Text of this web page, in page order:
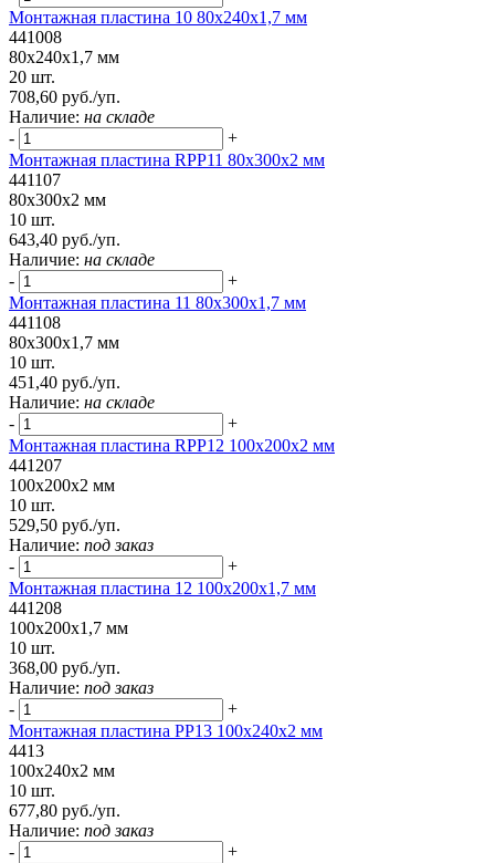
Монтажная пластина 10 80x240x1,7 мм
441008
80x240x1,7 мм
20 шт.
708,60 руб./уп.
Наличие: на складе
-
+
Монтажная пластина RPP11 80x300x2 мм
441107
80x300x2 мм
10 шт.
643,40 руб./уп.
Наличие: на складе
-
+
Монтажная пластина 11 80x300x1,7 мм
441108
80x300x1,7 мм
10 шт.
451,40 руб./уп.
Наличие: на складе
-
+
Монтажная пластина RPP12 100x200x2 мм
441207
100x200x2 мм
10 шт.
529,50 руб./уп.
Наличие: под заказ
-
+
Монтажная пластина 12 100x200x1,7 мм
441208
100x200x1,7 мм
10 шт.
368,00 руб./уп.
Наличие: под заказ
-
+
Монтажная пластина PP13 100x240x2 мм
4413
100x240x2 мм
10 шт.
677,80 руб./уп.
Наличие: под заказ
-
+